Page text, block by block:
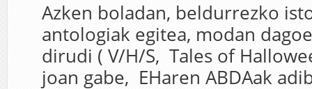
Azken boladan, beldurrezko
antologiak egitea, modan
dirudi ( V/H/S, Tales of
joan gabe, EHaren ABDAak